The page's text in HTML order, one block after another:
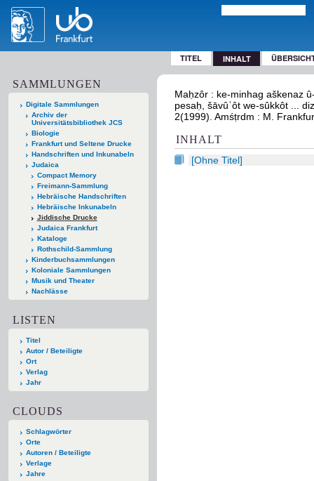
TITEL INHALT
SAMMLUNGEN
Digitale Sammlungen
Archiv der
Universitätsbibliothek JCS
Biologie
Frankfurt und Seltene Drucke
Handschriften und Inkunabeln
Judaica
Compact Memory
Freimann-Sammlung
Hebräische Handschriften
Hebräische Inkunabeln
Jiddische Drucke
Judaica Frankfurt
Kataloge
Rothschild-Sammlung
Kinderbuchsammlungen
Koloniale Sammlungen
Musik und Theater
Nachlässe
LISTEN
Titel
Autor / Beteiligte
Ort
Verlag
Jahr
CLOUDS
Schlagwörter
Orte
Autoren / Beteiligte
Verlage
Jahre
Maḥzôr : ke-minhag aškenaz
pesaḥ, šāvûʿôt we-sûkkôt ...
2(1999). Amśṭrdm : M.
INHALT
[Ohne Titel]